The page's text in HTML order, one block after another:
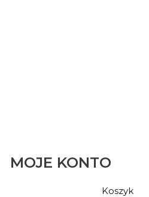
MOJE KONTO
Koszyk